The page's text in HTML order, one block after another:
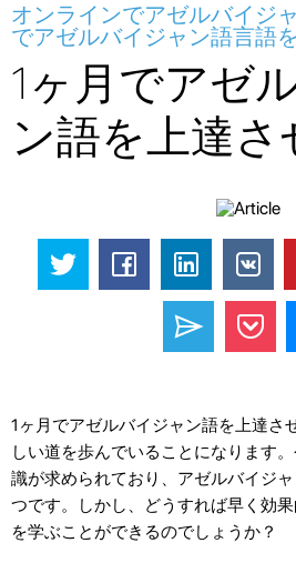
オンラインでアゼルバイジ
でアゼルバイジャン語言語
1ヶ月でアゼ
ン語を上達さ
1ヶ月でアゼルバイジャン語を上達さ
しい道を歩んでいることになります
識が求められており、アゼルバイジ
つです。しかし、どうすれば早く効
を学ぶことができるのでしょうか？